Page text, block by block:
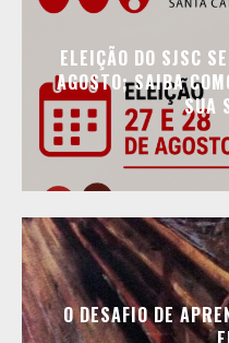
ELEIÇÃO DO SJSC
AGOSTO; SAIBA
SUA
O DESAFIO DE